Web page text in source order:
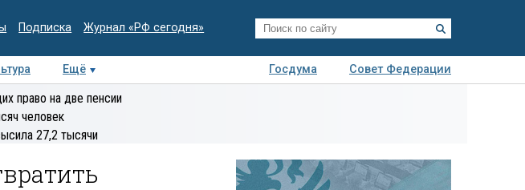
Подписка Журнал «РФ сегодня»
Ещё Госдума
Совет Федерации
Колумнисты
Деловая
право на две пенсии
человек
27,2 тысячи